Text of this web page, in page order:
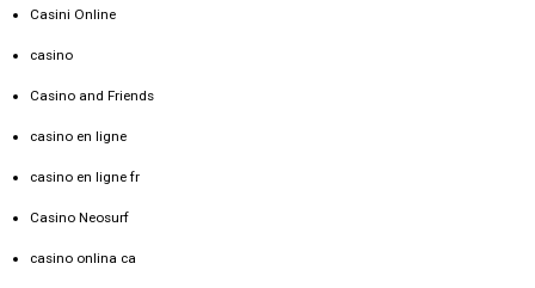
Casini Online
casino
Casino and Friends
casino en ligne
casino en ligne fr
Casino Neosurf
casino onlina ca